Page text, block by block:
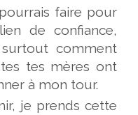
faire pour
de confiance,
comment
tes mères ont
à mon tour.
je prends cette